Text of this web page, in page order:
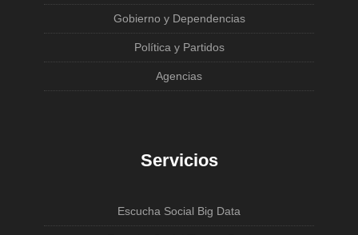
Gobierno y Dependencias
Política y Partidos
Agencias
Servicios
Escucha Social Big Data